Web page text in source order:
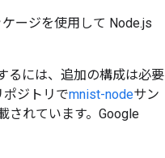
ージを使用して Node.js
るには、追加の構成は必要
ジトリでmnist-nodeサン
されています。Google